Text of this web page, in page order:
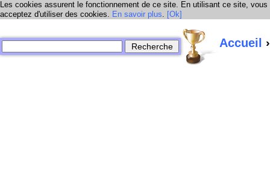
Les cookies assurent le fonctionnement de ce site. En utilisant ce site, vous
acceptez d'utiliser des cookies. En savoir plus. [Ok]
Accueil